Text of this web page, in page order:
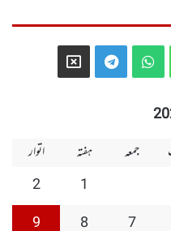
WhatsApp
Telegram
X
جمعہ ہفتہ
اتوار
1
2
7
8
9